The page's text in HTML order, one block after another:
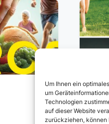
Um Ihnen ein
um
Technologien
auf dieser Website
zurückziehen, können
1,00€